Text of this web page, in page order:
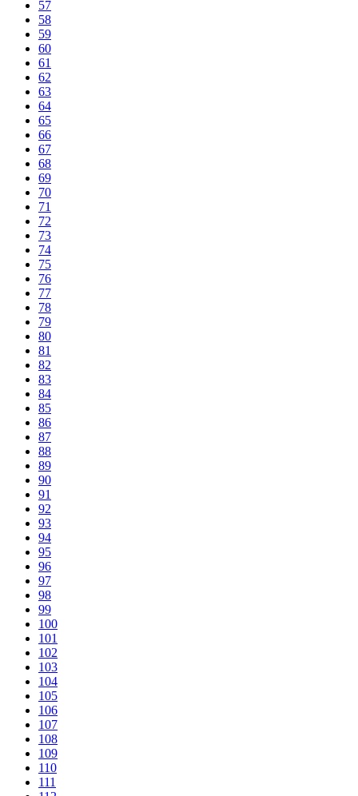
57
58
59
60
61
62
63
64
65
66
67
68
69
70
71
72
73
74
75
76
77
78
79
80
81
82
83
84
85
86
87
88
89
90
91
92
93
94
95
96
97
98
99
100
101
102
103
104
105
106
107
108
109
110
111